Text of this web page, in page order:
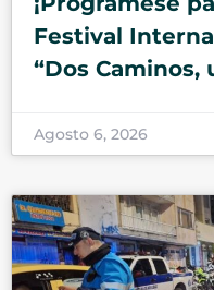
Festival
“Dos Caminos,
Agosto 6, 2026